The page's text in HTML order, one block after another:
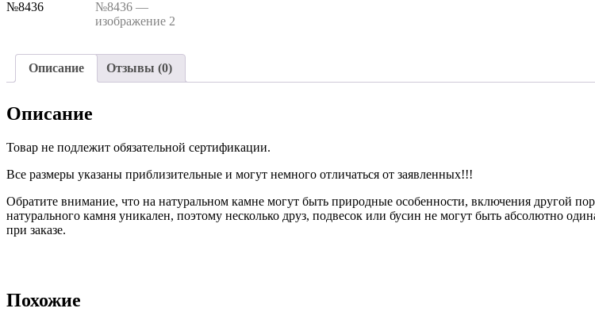
Описание Отзывы (0)
Описание
Товар не подлежит обязательной сертификации.
Все размеры указаны приблизительные и могут немного отличаться от заявленных!!!
Обратите внимание, что на натуральном камне могут быть природные особенности, включения другой
натурального камня уникален, поэтому несколько друз, подвесок или бусин не могут быть абсолютно
при заказе.
Похожие